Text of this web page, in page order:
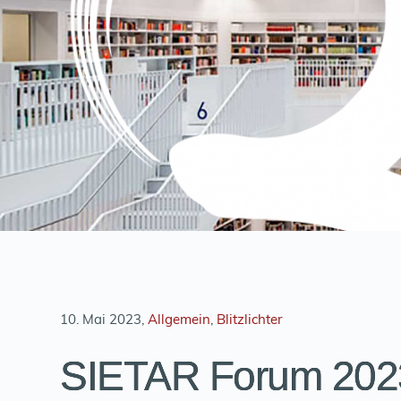
10. Mai 2023 , Allgemein Blitzlichter
SIETAR Forum